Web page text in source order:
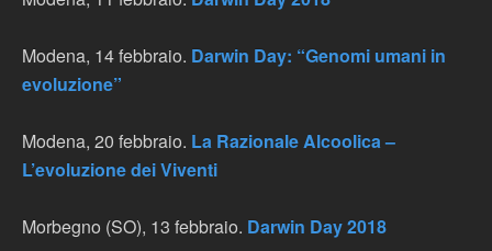
Modena, 14 febbraio. Darwin Day: “Genomi umani in
evoluzione”
Modena, 20 febbraio. La Razionale Alcoolica –
L’evoluzione dei Viventi
Morbegno (SO), 13 febbraio. Darwin Day 2018